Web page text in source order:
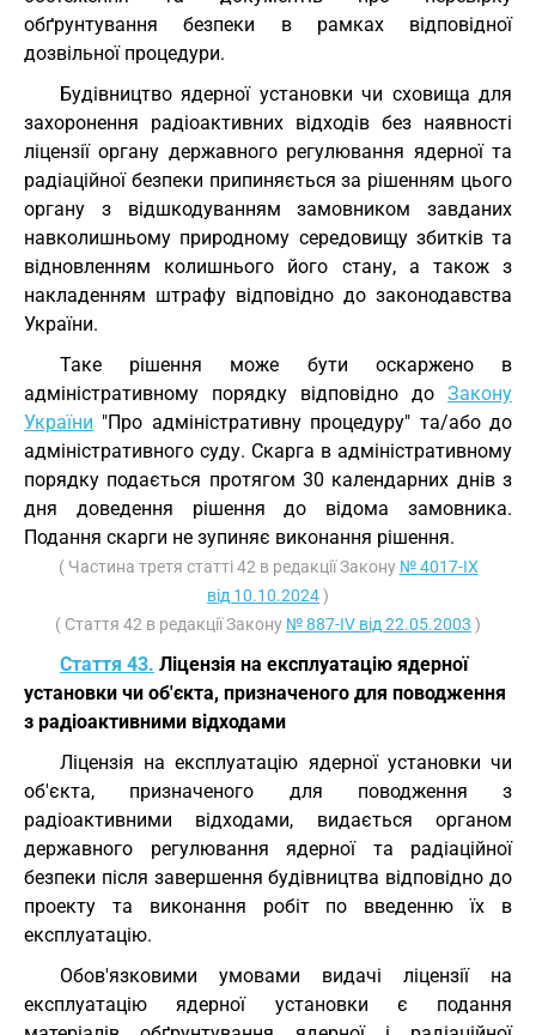
обґрунтування безпеки в рамках відповідної
дозвільної процедури.
Будівництво ядерної установки чи сховища для
захоронення радіоактивних відходів без наявності
ліцензії органу державного регулювання ядерної та
радіаційної безпеки припиняється за рішенням цього
органу з відшкодуванням замовником завданих
навколишньому природному середовищу збитків та
відновленням колишнього його стану, а також з
накладенням штрафу відповідно до законодавства
України.
Таке рішення може бути оскаржено в
адміністративному порядку відповідно до Закону
України "Про адміністративну процедуру" та/або до
адміністративного суду. Скарга в адміністративному
порядку подається протягом 30 календарних днів з
дня доведення рішення до відома замовника.
Подання скарги не зупиняє виконання рішення.
( Частина третя статті 42 в редакції Закону № 4017-IX
від 10.10.2024)
( Стаття 42 в редакції Закону № 887-IV від 22.05.2003 )
Стаття 43. Ліцензія на експлуатацію ядерної
установки чи об'єкта, призначеного для поводження
з радіоактивними відходами
Ліцензія на експлуатацію ядерної установки чи
об'єкта, призначеного для поводження з
радіоактивними відходами, видається органом
державного регулювання ядерної та радіаційної
безпеки після завершення будівництва відповідно до
проекту та виконання робіт по введенню їх в
експлуатацію.
Обов'язковими умовами видачі ліцензії на
експлуатацію ядерної установки є подання